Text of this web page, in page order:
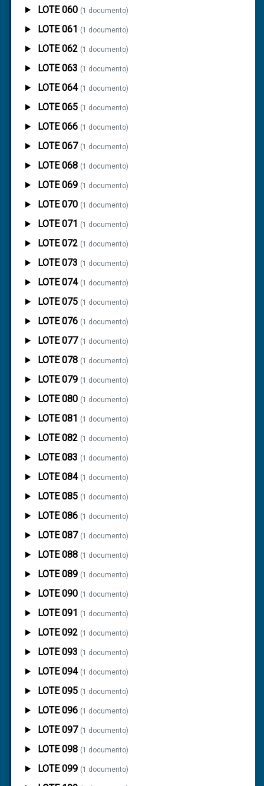
LOTE 060 (1 documento)
LOTE 061 (1 documento)
LOTE 062 (1 documento)
LOTE 063 (1 documento)
LOTE 064 (1 documento)
LOTE 065 (1 documento)
LOTE 066 (1 documento)
LOTE 067 (1 documento)
LOTE 068 (1 documento)
LOTE 069 (1 documento)
LOTE 070 (1 documento)
LOTE 071 (1 documento)
LOTE 072 (1 documento)
LOTE 073 (1 documento)
LOTE 074 (1 documento)
LOTE 075 (1 documento)
LOTE 076 (1 documento)
LOTE 077 (1 documento)
LOTE 078 (1 documento)
LOTE 079 (1 documento)
LOTE 080 (1 documento)
LOTE 081 (1 documento)
LOTE 082 (1 documento)
LOTE 083 (1 documento)
LOTE 084 (1 documento)
LOTE 085 (1 documento)
LOTE 086 (1 documento)
LOTE 087 (1 documento)
LOTE 088 (1 documento)
LOTE 089 (1 documento)
LOTE 090 (1 documento)
LOTE 091 (1 documento)
LOTE 092 (1 documento)
LOTE 093 (1 documento)
LOTE 094 (1 documento)
LOTE 095 (1 documento)
LOTE 096 (1 documento)
LOTE 097 (1 documento)
LOTE 098 (1 documento)
LOTE 099 (1 documento)